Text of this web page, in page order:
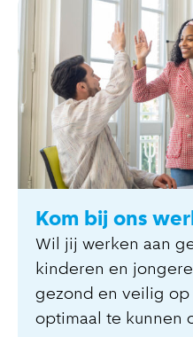
Kom bij ons
Wil jij werken aan
kinderen en
gezond en veilig op
optimaal te kunnen